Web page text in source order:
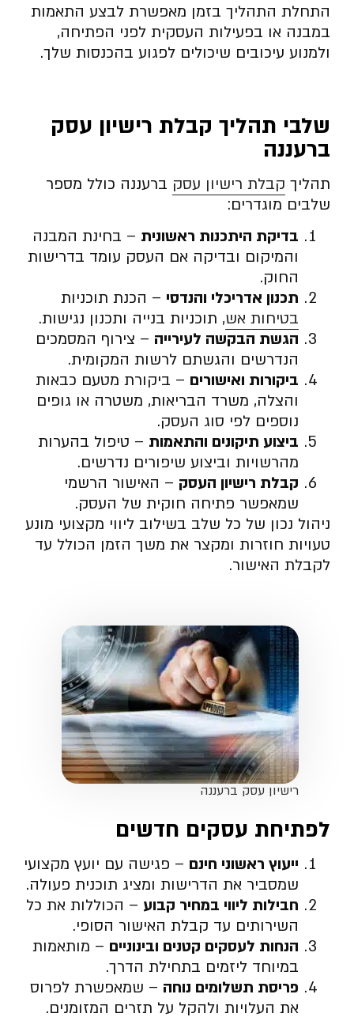
התחלת התהליך בזמן מאפשרת לבצע התאמות
במבנה או בפעילות העסקית לפני הפתיחה,
ולמנוע עיכובים שיכולים לפגוע בהכנסות שלך.
שלבי תהליך קבלת רישיון עסק
ברעננה
תהליך קבלת רישיון עסק ברעננה כולל מספר
שלבים מוגדרים:
בדיקת היתכנות ראשונית – בחינת המבנה
והמיקום ובדיקה אם העסק עומד בדרישות
החוק.
תכנון אדריכלי והנדסי – הכנת תוכניות
בטיחות אש, תוכניות בנייה ותכנון נגישות.
הגשת הבקשה לעירייה – צירוף המסמכים
הנדרשים והגשתם לרשות המקומית.
ביקורות ואישורים – ביקורת מטעם כבאות
והצלה, משרד הבריאות, משטרה או גופים
נוספים לפי סוג העסק.
ביצוע תיקונים והתאמות – טיפול בהערות
מהרשויות וביצוע שיפורים נדרשים.
קבלת רישיון העסק – האישור הרשמי
שמאפשר פתיחה חוקית של העסק.
ניהול נכון של כל שלב בשילוב ליווי מקצועי מונע
טעויות חוזרות ומקצר את משך הזמן הכולל עד
לקבלת האישור.
רישיון עסק ברעננה
לפתיחת עסקים חדשים
ייעוץ ראשוני חינם – פגישה עם יועץ מקצועי
שמסביר את הדרישות ומציג תוכנית פעולה.
חבילות ליווי במחיר קבוע – הכוללות את כל
השירותים עד קבלת האישור הסופי.
הנחות לעסקים קטנים ובינוניים – מותאמות
במיוחד ליזמים בתחילת הדרך.
פריסת תשלומים נוחה – שמאפשרת לפרוס
את העלויות ולהקל על תזרים המזומנים.